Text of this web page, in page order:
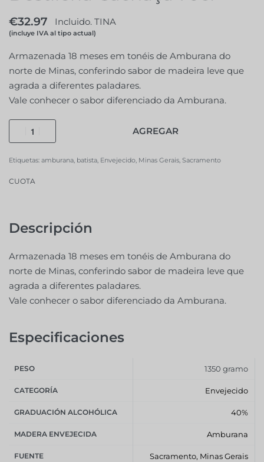
€32.97 Incluido. TINA
(incluye IVA al tipo actual)
Armazenada 18 meses em tonéis de Amburana do
norte de Minas, conferindo sabor de madeira leve que
agrada a diferentes paladares.
Vale conhecer o sabor diferenciado da Amburana.
AGREGAR
Etiquetas: amburana, batista, Envejecido, Minas Gerais, Sacramento
CUOTA
Descripción
Armazenada 18 meses em tonéis de Amburana do
norte de Minas, conferindo sabor de madeira leve que
agrada a diferentes paladares.
Vale conhecer o sabor diferenciado da Amburana.
Especificaciones
PESO 1350 gramo
CATEGORÍA Envejecido
GRADUACIÓN ALCOHÓLICA 40%
MADERA ENVEJECIDA Amburana
FUENTE Sacramento, Minas Gerais